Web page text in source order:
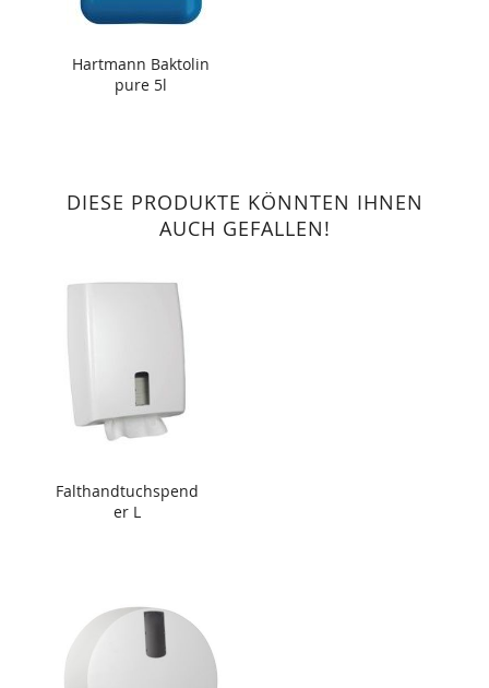
Hartmann Baktolin
pure 5l
DIESE PRODUKTE KÖNNTEN IHNEN
AUCH GEFALLEN!
Falthandtuchspend
er L